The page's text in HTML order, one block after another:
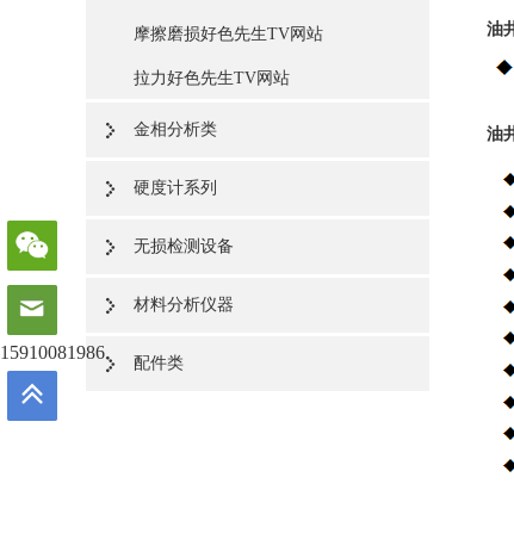
摩擦磨损好色先生TV网站
拉力好色先生TV网站
金相分析类
硬度计系列
无损检测设备
材料分析仪器
配件类
油
油
15910081986